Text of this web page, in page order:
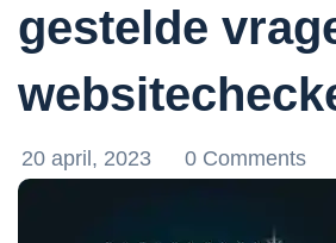
gestelde
20 april, 2023 0 Comments